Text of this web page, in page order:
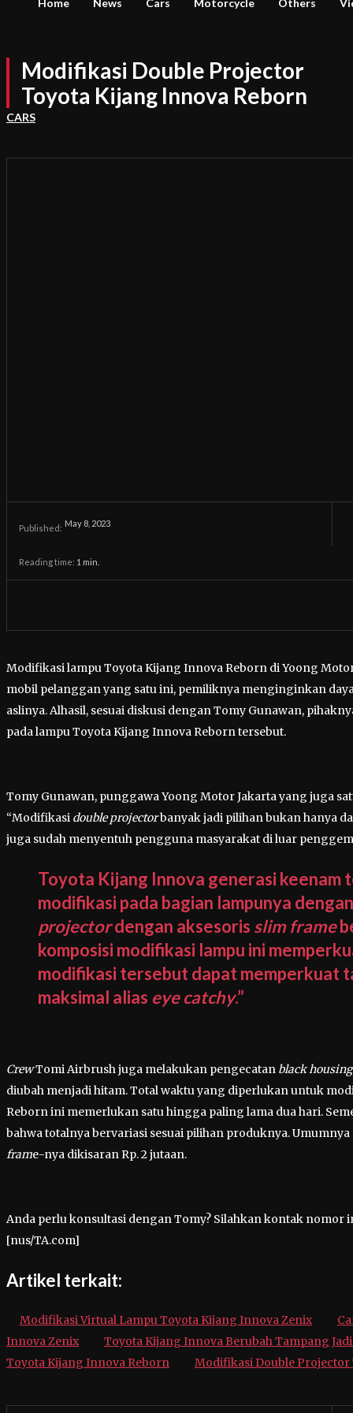
Home News Cars Motorcycle Others
Modifikasi Double Projector
Toyota Kijang Innova Reborn
CARS
Published: May 8, 2023
Reading time: 1 min.
Modifikasi lampu Toyota Kijang Innova Reborn di Yoong
mobil pelanggan yang satu ini, pemiliknya menginginkan
aslinya. Alhasil, sesuai diskusi dengan Tomy Gunawan,
pada lampu Toyota Kijang Innova Reborn tersebut.
Tomy Gunawan, punggawa Yoong Motor Jakarta yang juga
“Modifikasi double projectorbanyak jadi pilihan bukan hanya
juga sudah menyentuh pengguna masyarakat di luar
Toyota Kijang Innova generasi keenam
modifikasi pada bagian lampunya
projectordengan aksesoris slim frame
komposisi modifikasi lampu ini
modifikasi tersebut dapat memperkuat
maksimal alias eye catchy.”
CrewTomi Airbrush juga melakukan pengecatan black housing
diubah menjadi hitam. Total waktu yang diperlukan untuk
Reborn ini memerlukan satu hingga paling lama dua hari.
bahwa totalnya bervariasi sesuai pilihan produknya.
frame-nya dikisaran Rp. 2 jutaan.
Anda perlu konsultasi dengan Tomy? Silahkan kontak nomor
[nus/TA.com]
Artikel terkait:
Modifikasi Virtual Lampu Toyota Kijang Innova Zenix
Innova Zenix
Toyota Kijang Innova Berubah Tampang
Toyota Kijang Innova Reborn
Modifikasi Double